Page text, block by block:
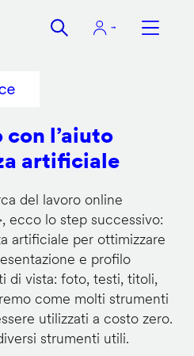
l’aiuto
artificiale
del lavoro online
ecco lo step successivo:
artificiale per ottimizzare
e profilo
di vista: foto, testi, titoli,
come molti strumenti
utilizzati a costo zero.
strumenti utili.